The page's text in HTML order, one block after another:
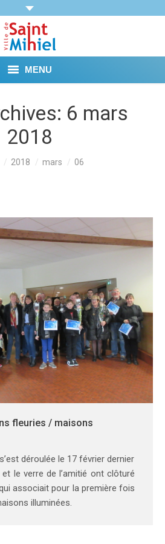
MENU
et Aides
Mémoire
6 mars
2018
2018 mars 06
fleuries / maisons
déroulée le 17 février dernier
le verre de l’amitié ont clôturé
associait pour la première fois
illuminées.